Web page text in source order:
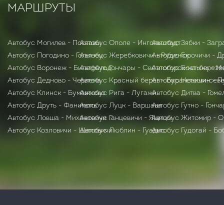
МАРШРУТЫ
Автобус Могилев - Поставы
Автобус Погодино - Голынец
Автобус Воронеж - Билефельд
Автобус Дедново - Черлена
Автобус Клинск - Бумажково
Автобус Друть - Фаниполь
Автобус Ловша - Михановичи
Автобус Козловичи - Шаловичи
Автобус Ополе - Ингольштадт
Автобус Жеребковичи - Руденск
Автобус Гончары - Светлогорск-на-
Автобус Красный берег - Барановичи-
Автобус Рига - Лугажи
Автобус Луцк - Варшава
Автобус Ганцевичи - Ящицы
Автобус Люблин - Гуадис
Автобус Зябки -
Автобус Горочичи -
Автобус Бостынь -
Автобус Нетешин -
Автобус Дитва -
Автобус Гутно -
Автобус Житомир -
Автобус Гудогай -